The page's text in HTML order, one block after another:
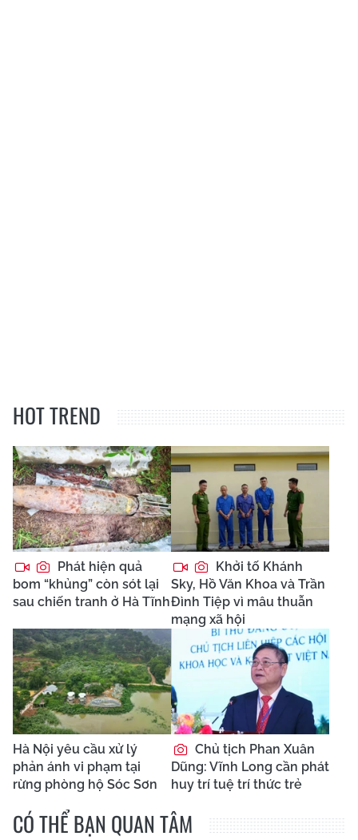
HOT TREND
Phát hiện quả
bom “khủng” còn sót lại
sau chiến tranh ở Hà Tĩnh
Khởi tố Khánh
Sky, Hồ Văn Khoa và Trần
Đình Tiệp vì mâu thuẫn
mạng xã hội
Hà Nội yêu cầu xử lý
phản ánh vi phạm tại
rừng phòng hộ Sóc Sơn
Chủ tịch Phan Xuân
Dũng: Vĩnh Long cần phát
huy trí tuệ trí thức trẻ
CÓ THỂ BẠN QUAN TÂM